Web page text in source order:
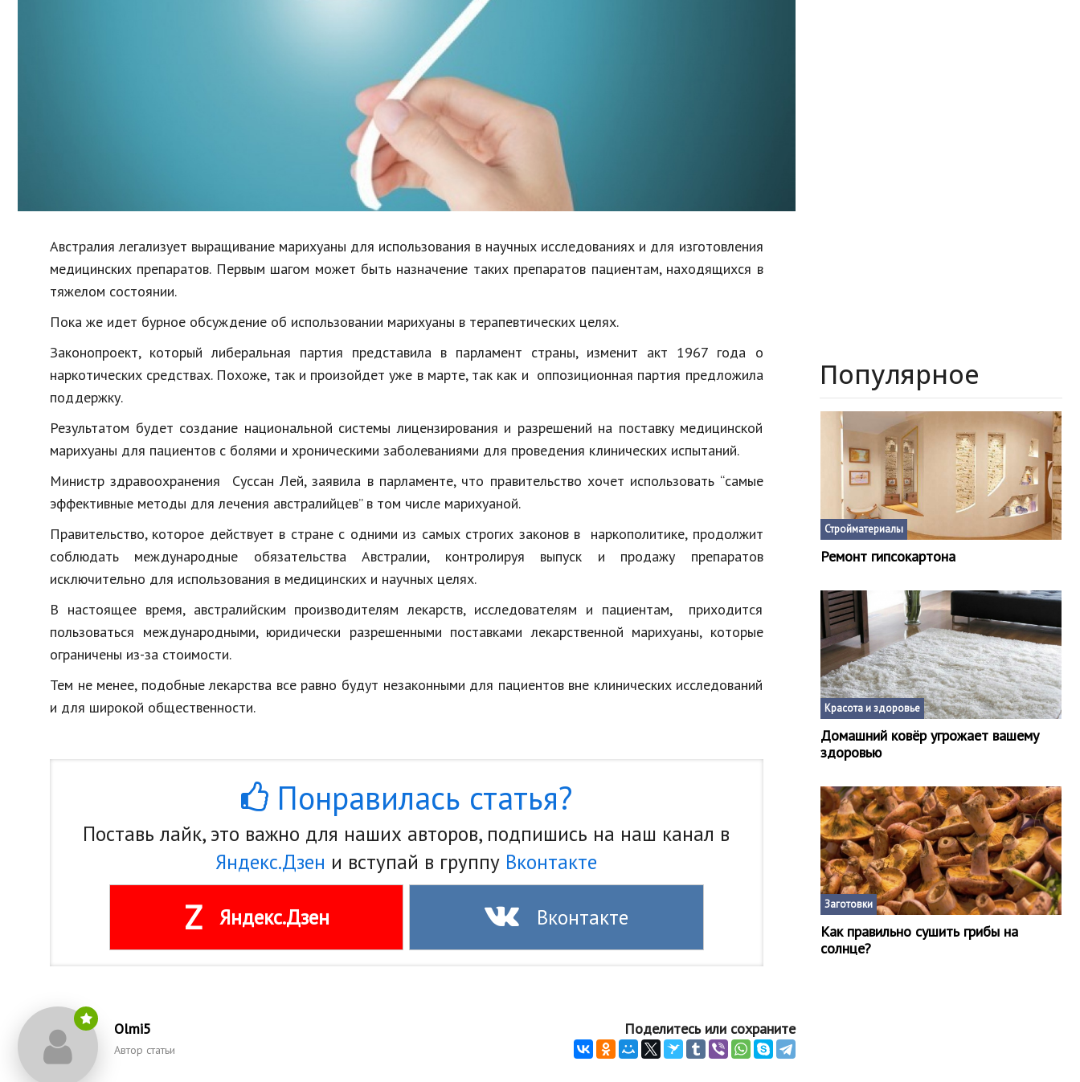
Недвижимость
Спорт и фитнес
Психология и отношения
Творчество и рукоделие
Разное
Работа и бизнес
Животные
Еда и напитки
Праздники и подарки
Образование
Наука и технологии
Австралия легализует выращивание марихуаны для использования в научных исследованиях и для изготовления
медицинских препаратов. Первым шагом может быть назначение таких препаратов пациентам, находящихся в
тяжелом состоянии.
Пока же идет бурное обсуждение об использовании марихуаны в терапевтических целях.
Законопроект, который либеральная партия представила в парламент страны, изменит акт 1967 года о
наркотических средствах. Похоже, так и произойдет уже в марте, так как и оппозиционная партия предложила
поддержку.
Результатом будет создание национальной системы лицензирования и разрешений на поставку медицинской
марихуаны для пациентов с болями и хроническими заболеваниями для проведения клинических испытаний.
Министр здравоохранения Суссан Лей, заявила в парламенте, что правительство хочет использовать “самые
эффективные методы для лечения австралийцев” в том числе марихуаной.
Правительство, которое действует в стране с одними из самых строгих законов в наркополитике, продолжит
соблюдать международные обязательства Австралии, контролируя выпуск и продажу препаратов
исключительно для использования в медицинских и научных целях.
В настоящее время, австралийским производителям лекарств, исследователям и пациентам, приходится
пользоваться международными, юридически разрешенными поставками лекарственной марихуаны, которые
ограничены из-за стоимости.
Тем не менее, подобные лекарства все равно будут незаконными для пациентов вне клинических исследований
и для широкой общественности.
Понравилась статья?
Поставь лайк, это важно для наших авторов, подпишись на наш канал в
Яндекс.Дзен и вступай в группу Вконтакте
Z Яндекс.Дзен Вконтакте
Olmi5
Автор статьи
Поделитесь или сохраните
Популярное
Стройматериалы
Ремонт гипсокартона
Красота и здоровье
Домашний ковёр угрожает вашему
здоровью
Заготовки
Как правильно сушить грибы на
солнце?